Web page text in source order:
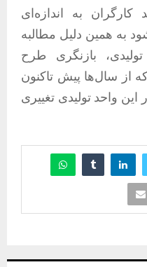
کارگران به اندازه‌ای
به همین دلیل مطالبه
بازنگری طرح
از سال‌ها پیش تاکنون
واحد تولیدی تغییری